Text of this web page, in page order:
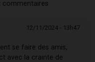
commentaires
12/11/2024 - 13h47
se faire des amis,
avec la crainte de